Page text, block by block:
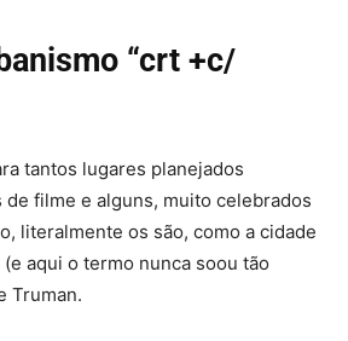
“crt +c/
tantos lugares planejados
filme e alguns, muito celebrados
literalmente os são, como a cidade
aqui o termo nunca soou tão
Truman.